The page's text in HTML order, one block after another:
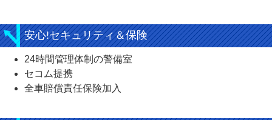
安心!セキュリティ＆保険
24時間管理体制の警備室
セコム提携
全車賠償責任保険加入